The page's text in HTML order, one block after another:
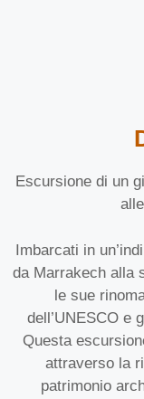
Escursione di un
Imbarcati in
da Marrakech alla
le sue
dell’UNESCO e
Questa
attraverso la
patrimonio